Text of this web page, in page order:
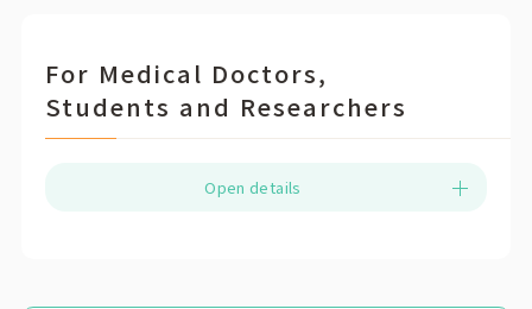
For Medical Doctors,
Students and Researchers
Open details